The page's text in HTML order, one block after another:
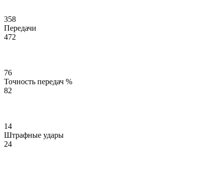
358
Передачи
472
76
Точность передач %
82
14
Штрафные удары
24